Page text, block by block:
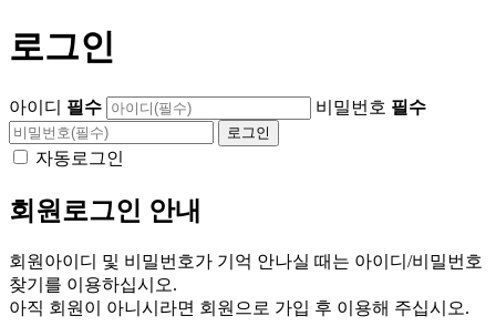
로그인
아이디 필수 비밀번호 필수
자동로그인
회원로그인 안내
회원아이디 및 비밀번호가 기억 안나실 때는 아이디/비밀번호
찾기를 이용하십시오.
아직 회원이 아니시라면 회원으로 가입 후 이용해 주십시오.